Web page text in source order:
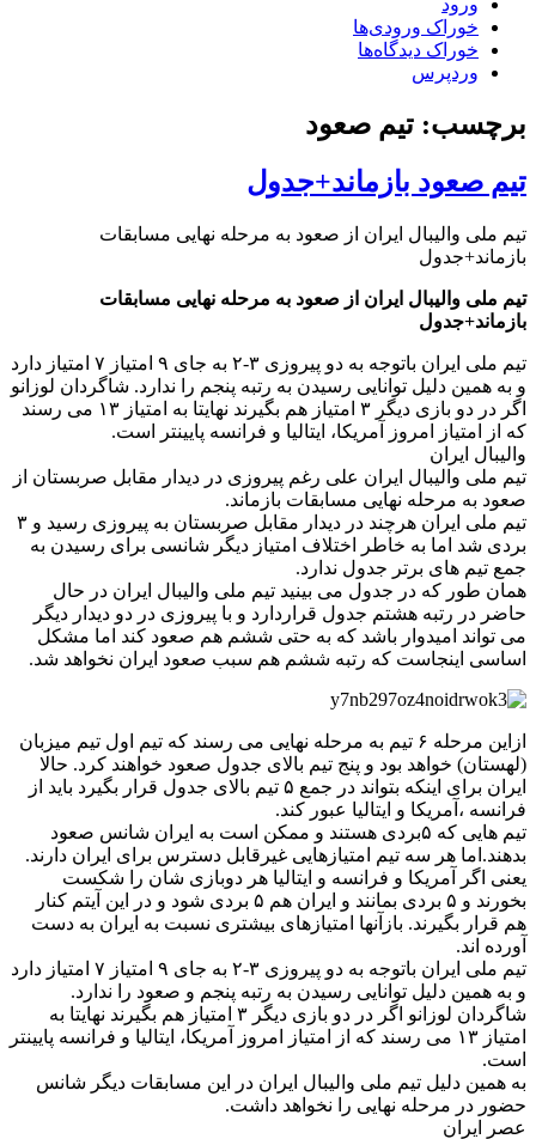
ورود
خوراک ورودی‌ها
خوراک دیدگاه‌ها
وردپرس
برچسب: تیم صعود
تیم صعود بازماند+جدول
تیم ملی والیبال ایران از صعود به مرحله نهایی مسابقات
بازماند+جدول
تیم ملی والیبال ایران از صعود به مرحله نهایی مسابقات
بازماند+جدول
تیم ملی ایران باتوجه به دو پیروزی ۳-۲ به جای ۹ امتیاز ۷ امتیاز دارد
و به همین دلیل توانایی رسیدن به رتبه پنجم را ندارد. شاگردان لوزانو
اگر در دو بازی دیگر ۳ امتیاز هم بگیرند نهایتا به امتیاز ۱۳ می رسند
که از امتیاز امروز آمریکا، ایتالیا و فرانسه پایینتر است.
والیبال ایران
تیم ملی والیبال ایران علی رغم پیروزی در دیدار مقابل صربستان از
صعود به مرحله نهایی مسابقات بازماند.
تیم ملی ایران هرچند در دیدار مقابل صربستان به پیروزی رسید و ۳
بردی شد اما به خاطر اختلاف امتیاز دیگر شانسی برای رسیدن به
جمع تیم های برتر جدول ندارد.
همان طور که در جدول می بینید تیم ملی والیبال ایران در حال
حاضر در رتبه هشتم جدول قراردارد و با پیروزی در دو دیدار دیگر
می تواند امیدوار باشد که به حتی ششم هم صعود کند اما مشکل
اساسی اینجاست که رتبه ششم هم سبب صعود ایران نخواهد شد.
ازاین مرحله ۶ تیم به مرحله نهایی می رسند که تیم اول تیم میزبان
(لهستان) خواهد بود و پنج تیم بالای جدول صعود خواهند کرد. حالا
ایران برای اینکه بتواند در جمع ۵ تیم بالای جدول قرار بگیرد باید از
فرانسه ،آمریکا و ایتالیا عبور کند.
تیم هایی که ۵بردی هستند و ممکن است به ایران شانس صعود
بدهند.اما هر سه تیم امتیازهایی غیرقابل دسترس برای ایران دارند.
یعنی اگر آمریکا و فرانسه و ایتالیا هر دوبازی شان را شکست
بخورند و ۵ بردی بمانند و ایران هم ۵ بردی شود و در این آیتم کنار
هم قرار بگیرند. بازآنها امتیازهای بیشتری نسبت به ایران به دست
آورده اند.
تیم ملی ایران باتوجه به دو پیروزی ۳-۲ به جای ۹ امتیاز ۷ امتیاز دارد
و به همین دلیل توانایی رسیدن به رتبه پنجم و صعود را ندارد.
شاگردان لوزانو اگر در دو بازی دیگر ۳ امتیاز هم بگیرند نهایتا به
امتیاز ۱۳ می رسند که از امتیاز امروز آمریکا، ایتالیا و فرانسه پایینتر
است.
به همین دلیل تیم ملی والیبال ایران در این مسابقات دیگر شانس
حضور در مرحله نهایی را نخواهد داشت.
عصر ایران